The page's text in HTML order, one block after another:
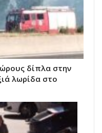
δίπλα στην
λωρίδα στο